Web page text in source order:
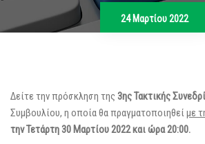
24 Μαρτίου 2022
Δείτε την πρόσκληση της 3ης Τακτικής
Συμβουλίου, η οποία θα πραγματοποιηθείμε
την Τετάρτη 30 Μαρτίου 2022 και ώρα 20:00.